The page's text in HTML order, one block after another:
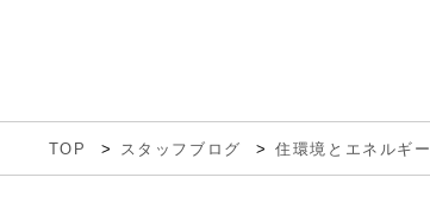
TOP スタッフブログ 住環境とエネルギー